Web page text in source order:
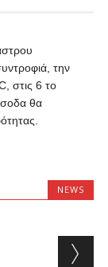
την
, στις 6 το
θα
NEWS